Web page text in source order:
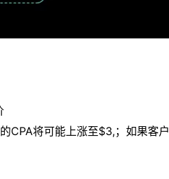
CPA将可能上涨至$3,；如果客户